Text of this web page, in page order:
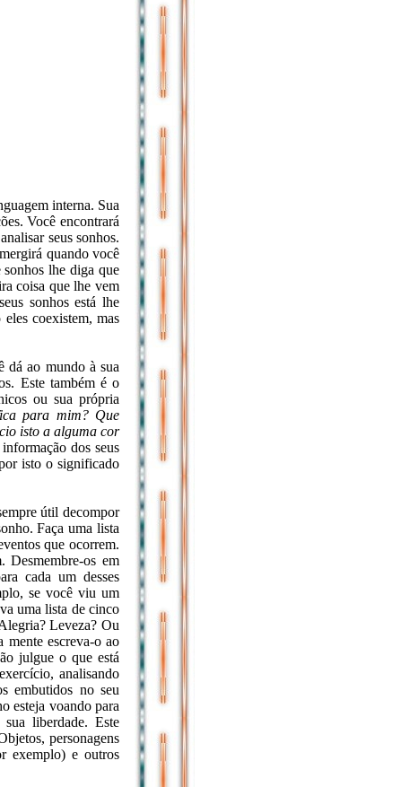
interna. Sua
Você encontrará
seus sonhos.
quando você
lhe diga que
coisa que lhe vem
sonhos está lhe
coexistem, mas
dá ao mundo à sua
Este também é o
ou sua própria
para mim? Que
isto a alguma cor
dos seus
isto o significado
útil decompor
Faça uma lista
que ocorrem.
Desmembre-os em
cada um desses
se você viu um
uma lista de cinco
Leveza? Ou
mente escreva-o ao
julgue o que está
analisando
embutidos no seu
esteja voando para
liberdade. Este
personagens
exemplo) e outros